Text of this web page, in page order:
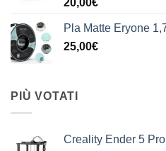
Pla Matte Eryone
25,00€
PIÙ VOTATI
Creality Ender 5 Pro